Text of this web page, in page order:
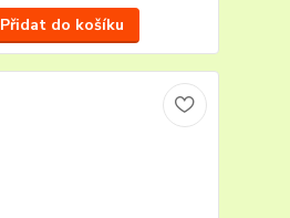
Přidat do košíku